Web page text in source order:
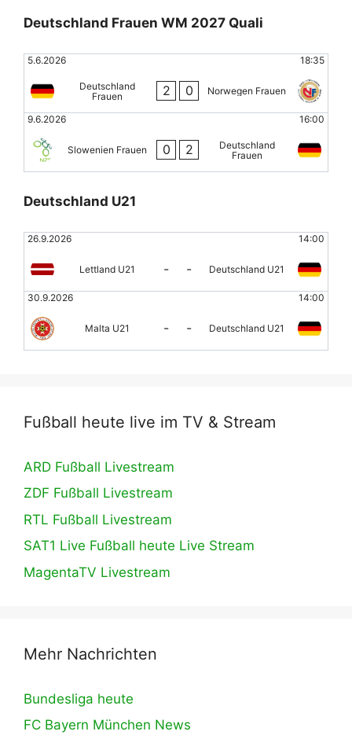
Deutschland Frauen WM 2027 Quali
5.6.2026 18:35
Deutschland
Frauen
2 0 Norwegen Frauen
9.6.2026 16:00
Slowenien Frauen 0 2
Deutschland
Frauen
Deutschland U21
26.9.2026 14:00
Lettland U21 - - Deutschland U21
30.9.2026 14:00
Malta U21 - - Deutschland U21
Fußball heute live im TV & Stream
ARD Fußball Livestream
ZDF Fußball Livestream
RTL Fußball Livestream
SAT1 Live Fußball heute Live Stream
MagentaTV Livestream
Mehr Nachrichten
Bundesliga heute
FC Bayern München News